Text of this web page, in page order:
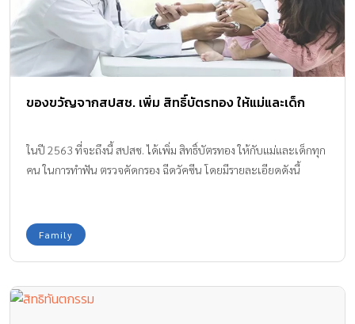
ของขวัญจากสปสช. เพิ่ม สิทธิ์บัตรทอง ให้แม่และเด็ก
ในปี 2563 ที่จะถึงนี้ สปสช. ได้เพิ่ม สิทธิ์บัตรทอง ให้กับแม่และเด็กทุก
คน ในการทำฟัน ตรวจคัดกรอง ฉีดวัคซีน โดยมีรายละเอียดดังนี้
Family